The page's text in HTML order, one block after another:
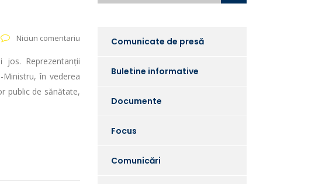
Niciun comentariu
Reprezentanții
Ministru, în vederea
public de sănătate,
Comunicate de presă
Buletine informative
Documente
Focus
Comunicări